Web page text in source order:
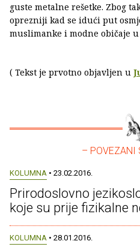
guste metalne rešetke. Zbog
oprezniji kad se idući put
muslimanke i modne običaje
( Tekst je prvotno objavljen u
– POVEZANI
KOLUMNA • 23.02.2016.
Prirodoslovno
koje su prije fizikalne
KOLUMNA • 28.01.2016.